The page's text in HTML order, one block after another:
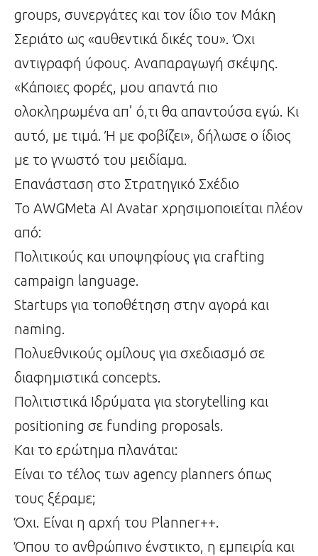
groups, συνεργάτες και τον ίδιο τον Μάκη
Σεριάτο ως «αυθεντικά δικές του». Όχι
αντιγραφή ύφους. Αναπαραγωγή σκέψης.
«Κάποιες φορές, μου απαντά πιο
ολοκληρωμένα απ’ ό,τι θα απαντούσα εγώ. Κι
αυτό, με τιμά. Ή με φοβίζει», δήλωσε ο ίδιος
με το γνωστό του μειδίαμα.
Επανάσταση στο Στρατηγικό Σχέδιο
Το AWGMeta AI Avatar χρησιμοποιείται πλέον
από:
Πολιτικούς και υποψηφίους για crafting
campaign language.
Startups για τοποθέτηση στην αγορά και
naming.
Πολυεθνικούς ομίλους για σχεδιασμό σε
διαφημιστικά concepts.
Πολιτιστικά Ιδρύματα για storytelling και
positioning σε funding proposals.
Και το ερώτημα πλανάται:
Είναι το τέλος των agency planners όπως
τους ξέραμε;
Όχι. Είναι η αρχή του Planner++.
Όπου το ανθρώπινο ένστικτο, η εμπειρία και